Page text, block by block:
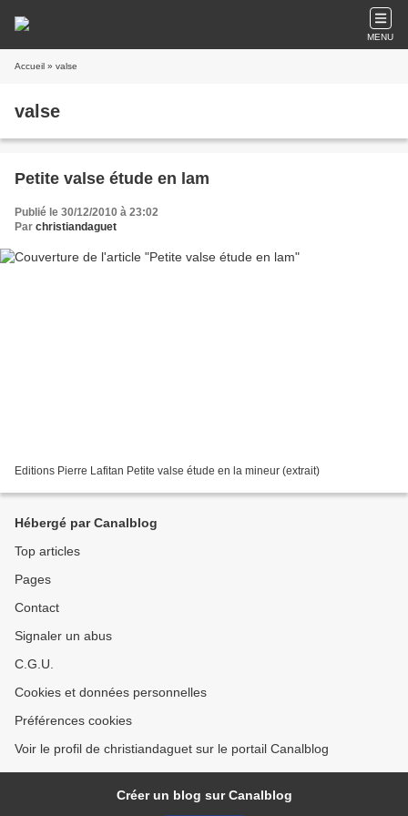
MENU
Accueil » valse
valse
Petite valse étude en lam
Publié le 30/12/2010 à 23:02
Par christiandaguet
Editions Pierre Lafitan Petite valse étude en la mineur (extrait)
Hébergé par Canalblog
Top articles
Pages
Contact
Signaler un abus
C.G.U.
Cookies et données personnelles
Préférences cookies
Voir le profil de christiandaguet sur le portail Canalblog
Créer un blog sur Canalblog